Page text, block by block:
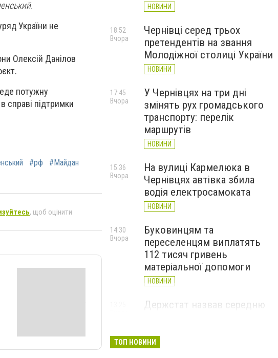
України не
Олексій Данілов
потужну
справі підтримки
#рф
#Майдан
, щоб оцінити
НОВИНИ
Чернівці серед трьох
претендентів на звання
Молодіжної столиці України
НОВИНИ
18:52
Вчора
У Чернівцях на три дні
змінять рух громадського
транспорту: перелік
маршрутів
НОВИНИ
17:45
Вчора
На вулиці Кармелюка в
Чернівцях автівка збила
водія електросамоката
НОВИНИ
15:36
Вчора
Буковинцям та
переселенцям виплатять
112 тисяч гривень
матеріальної допомоги
НОВИНИ
14:30
Вчора
Держстат назвав середню
найбільше
ТОП НОВИНИ